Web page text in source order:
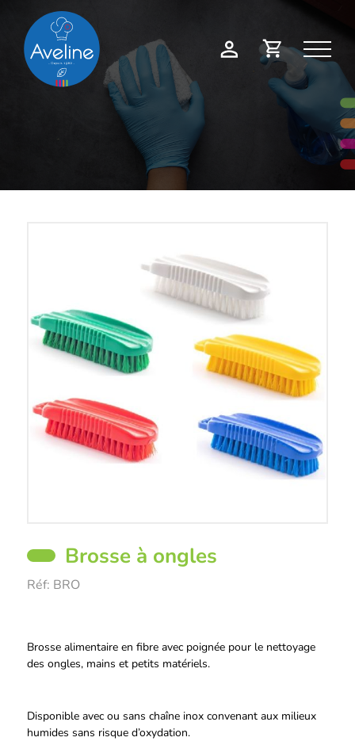
Mon
compte
Demande
de
devis
Brosse à ongles
Réf: BRO
Brosse alimentaire en fibre avec poignée pour le nettoyage
des ongles, mains et petits matériels.
Disponible avec ou sans chaîne inox convenant aux milieux
humides sans risque d’oxydation.